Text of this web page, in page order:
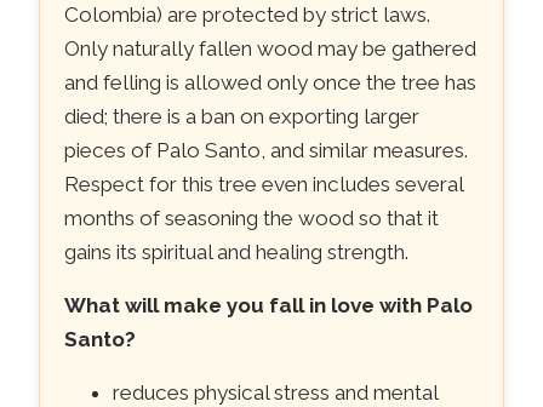
Colombia) are protected by strict laws.
Only naturally fallen wood may be gathered
and felling is allowed only once the tree has
died; there is a ban on exporting larger
pieces of Palo Santo, and similar measures.
Respect for this tree even includes several
months of seasoning the wood so that it
gains its spiritual and healing strength.
What will make you fall in love with Palo
Santo?
reduces physical stress and mental